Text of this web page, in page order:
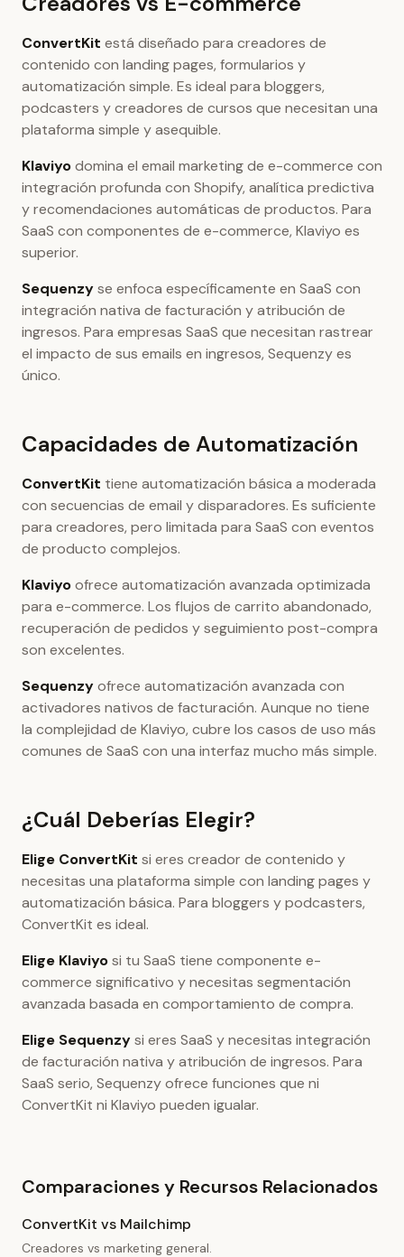
ConvertKit está diseñado para creadores de
contenido con landing pages, formularios y
automatización simple. Es ideal para bloggers,
podcasters y creadores de cursos que necesitan una
plataforma simple y asequible.
Klaviyodomina el email marketing de e-commerce con
integración profunda con Shopify, analítica predictiva
y recomendaciones automáticas de productos. Para
SaaS con componentes de e-commerce, Klaviyo es
superior.
Sequenzyse enfoca específicamente en SaaS con
integración nativa de facturación y atribución de
ingresos. Para empresas SaaS que necesitan rastrear
el impacto de sus emails en ingresos, Sequenzy es
único.
Capacidades de Automatización
ConvertKit tiene automatización básica a moderada
con secuencias de email y disparadores. Es suficiente
para creadores, pero limitada para SaaS con eventos
de producto complejos.
Klaviyoofrece automatización avanzada optimizada
para e-commerce. Los flujos de carrito abandonado,
recuperación de pedidos y seguimiento post-compra
son excelentes.
Sequenzyofrece automatización avanzada con
activadores nativos de facturación. Aunque no tiene
la complejidad de Klaviyo, cubre los casos de uso más
comunes de SaaS con una interfaz mucho más simple.
¿Cuál Deberías Elegir?
Elige ConvertKit si eres creador de contenido y
necesitas una plataforma simple con landing pages y
automatización básica. Para bloggers y podcasters,
ConvertKit es ideal.
Elige Klaviyosi tu SaaS tiene componente e-
commerce significativo y necesitas segmentación
avanzada basada en comportamiento de compra.
Elige Sequenzysi eres SaaS y necesitas integración
de facturación nativa y atribución de ingresos. Para
SaaS serio, Sequenzy ofrece funciones que ni
ConvertKit ni Klaviyo pueden igualar.
Comparaciones y Recursos Relacionados
ConvertKit vs Mailchimp
Creadores vs marketing general.